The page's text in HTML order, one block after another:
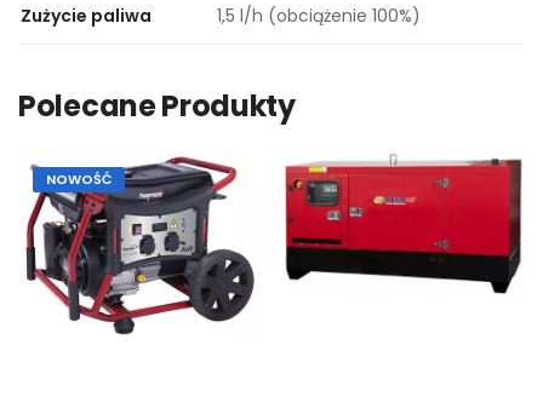
Zużycie paliwa 1,5 l/h (obciążenie 100%)
Polecane Produkty
NOWOŚĆ